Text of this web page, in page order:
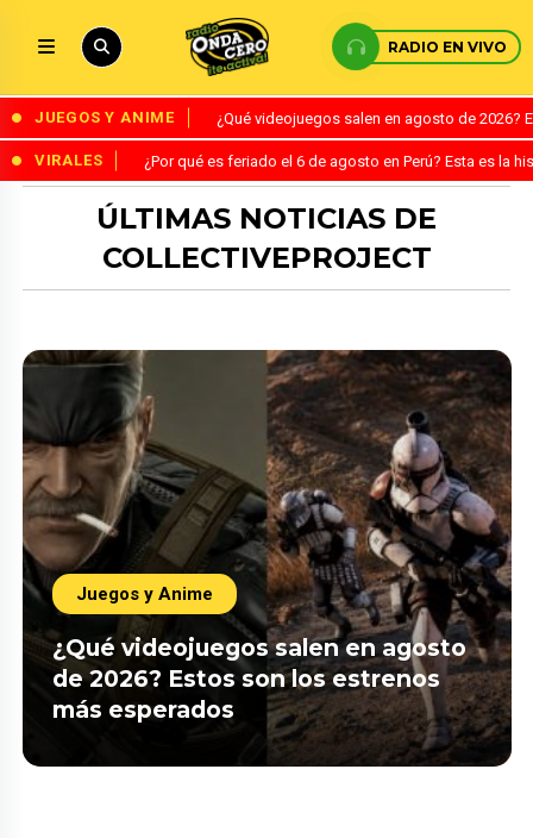
RADIO EN VIVO
JUEGOS Y ANIME ¿Qué videojuegos salen en agosto de
VIRALES ¿Por qué es feriado el 6 de agosto en Perú? Esta es la
ÚLTIMAS NOTICIAS DE
COLLECTIVEPROJECT
Juegos y Anime
¿Qué videojuegos salen en agosto
de 2026? Estos son los estrenos
más esperados